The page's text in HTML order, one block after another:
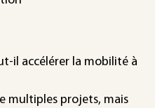
il accélérer la mobilité à
multiples projets, mais